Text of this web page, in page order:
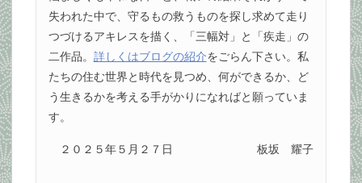
失われた中で、守るもの救うものを探し求めて走り
つづけるアキレスを描く、「三幅対」と「疾走」の
二作品。 詳しくはブログの紹介をごらん下さい。私
たちの住む世界と時代を見つめ、何ができるか、ど
う生きるかを考える手がかりになればと願っていま
す。
２０２５年５月２７日 板坂 耀子